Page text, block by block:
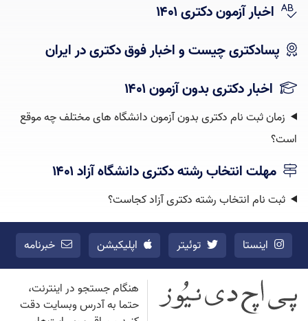
اخبار آزمون دکتری ۱۴۰۱
پسادکتری چیست و اخبار فوق دکتری در ایران
اخبار دکتری بدون آزمون ۱۴۰۱
زمان ثبت نام دکتری بدون آزمون دانشگاه های مختلف چه موقع
است؟
مهلت انتخاب رشته دکتری دانشگاه آزاد ۱۴۰۱
ثبت نام انتخاب رشته دکتری آزاد کجاست؟
اینستا توئیتر اپلیکیشن خبرنامه
هنگام جستجو در اینترنت،
حتما به آدرس وبسایت دقت